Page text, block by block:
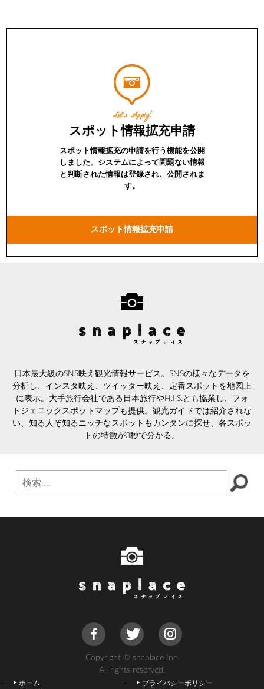
Let's Apply!
スポット情報拡充申請
スポット情報拡充の申請を行う機能を公開
しました。システムによって問題ない情報
と判断された情報は登録され、公開されま
す。
スポット情報拡充申請
日本最大級のSNS映え観光情報サービス。SNSの様々なデータを
分析し、インスタ映え、ツイッター映え、定番スポットを地図上
に表示。大手旅行会社である日本旅行やH.I.S.とも協業し、フォ
トジェニックスポットマップも提供。観光ガイドでは紹介されな
い、知る人ぞ知るニッチなスポットもカンタンに探せ、各スポッ
トの特徴が3秒で分かる。
Copyright © snaplace Inc.
All rights reserved.
ホーム プライバシーポリシー